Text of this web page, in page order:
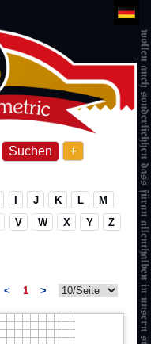
+
I J K L
M
V W X Y
Z
< 1 >